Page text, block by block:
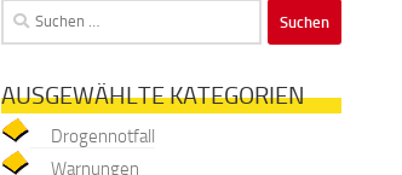
Suchen
nach:
AUSGEWÄHLTE KATEGORIEN
Drogennotfall
Warnungen